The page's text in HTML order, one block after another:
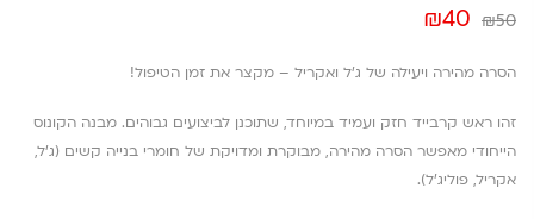
₪50
המחיר
היה:
₪40
הוא:
הסרה מהירה ויעילה של ג’ל ואקריל – מקצר את זמן הטיפול!
זהו ראש קרבייד חזק ועמיד במיוחד, שתוכנן לביצועים גבוהים. מבנה הקונוס
הייחודי מאפשר הסרה מהירה, מבוקרת ומדויקת של חומרי בנייה קשים (ג’ל,
אקריל, פוליג’ל).